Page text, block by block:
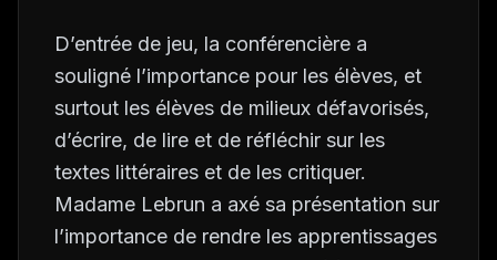
D’entrée de jeu, la conférencière a
souligné l’importance pour les élèves, et
surtout les élèves de milieux défavorisés,
d’écrire, de lire et de réfléchir sur les
textes littéraires et de les critiquer.
Madame Lebrun a axé sa présentation sur
l’importance de rendre les apprentissages